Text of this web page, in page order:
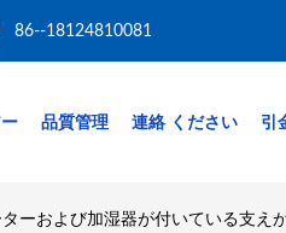
86--18124810081
品質管理 連絡 ください 引
ーおよび加湿器が付いている支え